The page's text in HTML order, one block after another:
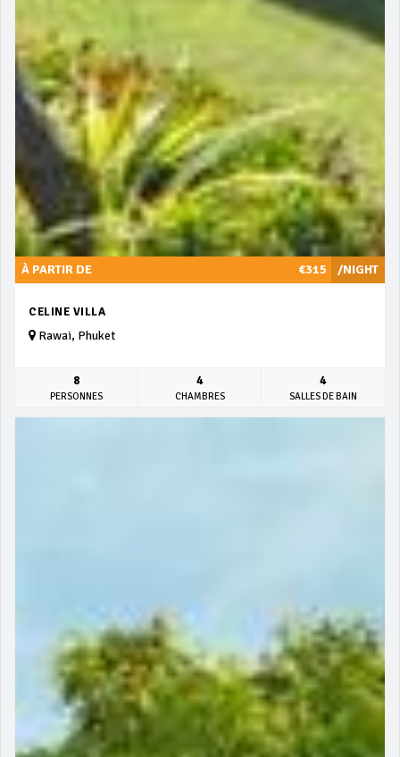
/NIGHT
À PARTIR DE €315
CELINE VILLA
Rawai, Phuket
8
PERSONNES
4
CHAMBRES
4
SALLES DE BAIN